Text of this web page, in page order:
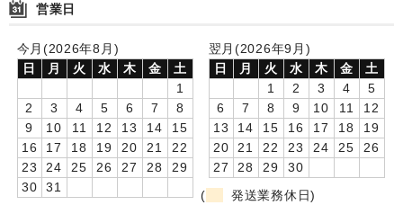
営業日
今月(2026年8月)
日
月 火 水 木 金
土
1
2
3 4 5 6 7
8
9
10 11 12 13 14
15
16
17 18 19 20 21
22
23
24 25 26 27 28
29
30
31
翌月(2026年9月)
日
月 火 水 木 金
土
1
2 3 4
5
6
7 8 9 10 11
12
13
14 15 16 17 18
19
20
21 22 23 24 25
26
27
28 29
30
(
発送業務休日)